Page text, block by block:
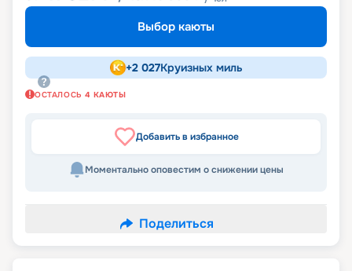
Выбор каюты
+2 027Круизных миль
ОСТАЛОСЬ 4 КАЮТЫ
Добавить в избранное
Моментально оповестим о снижении цены
Поделиться